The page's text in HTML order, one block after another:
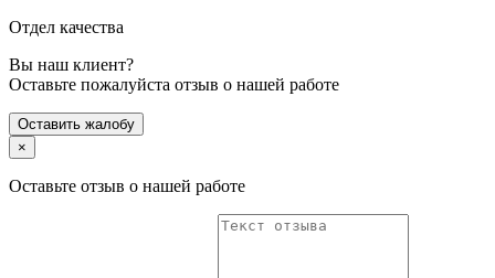
Отдел качества
Вы наш клиент?
Оставьте пожалуйста отзыв о нашей работе
Оставить жалобу
×
Оставьте отзыв о нашей работе